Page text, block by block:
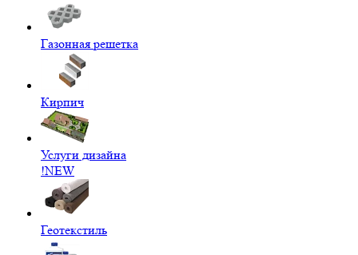
Газонная решетка
Кирпич
Услуги дизайна
!NEW
Геотекстиль